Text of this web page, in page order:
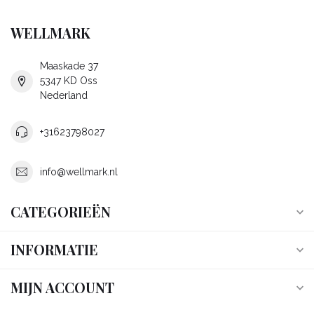
WELLMARK
Maaskade 37
5347 KD Oss
Nederland
+31623798027
info@wellmark.nl
CATEGORIEËN
INFORMATIE
MIJN ACCOUNT